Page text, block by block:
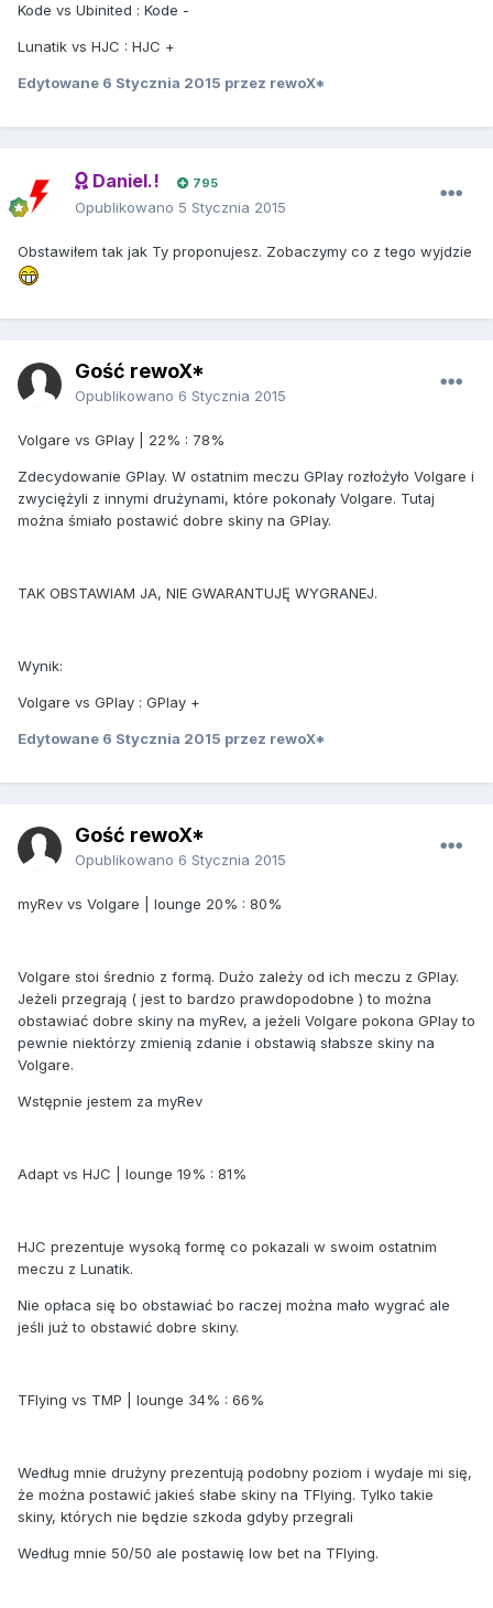
Kode vs Ubinited : Kode -
Lunatik vs HJC : HJC +
Edytowane 6 Stycznia 2015 przez rewoX*
Daniel.! 795
Opublikowano 5 Stycznia 2015
Obstawiłem tak jak Ty proponujesz. Zobaczymy co z tego wyjdzie
Gość rewoX*
Opublikowano 6 Stycznia 2015
Volgare vs GPlay | 22% : 78%
Zdecydowanie GPlay. W ostatnim meczu GPlay rozłożyło Volgare i
zwyciężyli z innymi drużynami, które pokonały Volgare. Tutaj
można śmiało postawić dobre skiny na GPlay.
TAK OBSTAWIAM JA, NIE GWARANTUJĘ WYGRANEJ.
Wynik:
Volgare vs GPlay : GPlay +
Edytowane 6 Stycznia 2015 przez rewoX*
Gość rewoX*
Opublikowano 6 Stycznia 2015
myRev vs Volgare | lounge 20% : 80%
Volgare stoi średnio z formą. Dużo zależy od ich meczu z GPlay.
Jeżeli przegrają ( jest to bardzo prawdopodobne ) to można
obstawiać dobre skiny na myRev, a jeżeli Volgare pokona GPlay to
pewnie niektórzy zmienią zdanie i obstawią słabsze skiny na
Volgare.
Wstępnie jestem za myRev
Adapt vs HJC | lounge 19% : 81%
HJC prezentuje wysoką formę co pokazali w swoim ostatnim
meczu z Lunatik.
Nie opłaca się bo obstawiać bo raczej można mało wygrać ale
jeśli już to obstawić dobre skiny.
TFlying vs TMP | lounge 34% : 66%
Według mnie drużyny prezentują podobny poziom i wydaje mi się,
że można postawić jakieś słabe skiny na TFlying. Tylko takie
skiny, których nie będzie szkoda gdyby przegrali
Według mnie 50/50 ale postawię low bet na TFlying.